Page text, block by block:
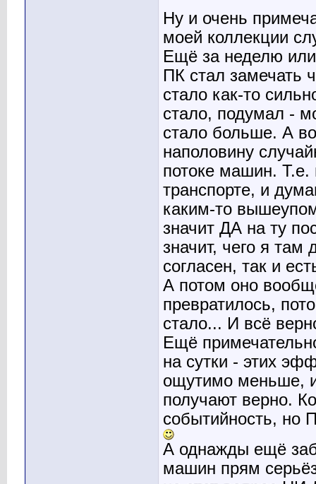
Ну и очень
моей коллекции
Ещё за неделю
ПК стал замечать
стало как-то
стало, подумал -
стало больше. А
наполовину
потоке машин.
транспорте, и
каким-то
значит ДА на ту
значит, чего я
согласен, так и
А потом оно
превратилось,
стало... И всё
Ещё
на сутки - этих
ощутимо меньше,
получают верно.
событийность, но
А однажды ещё
машин прям